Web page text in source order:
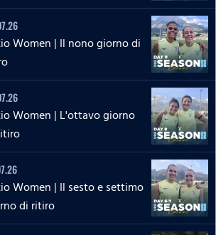
Women | Il nono giorno di
Women | L'ottavo giorno
Women | Il sesto e settimo
di ritiro